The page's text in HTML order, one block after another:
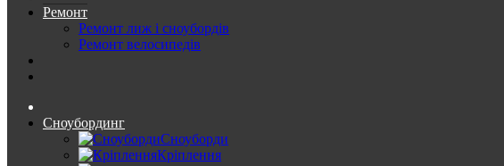
Ремонт
Ремонт лиж і сноубордів
Ремонт велосипедів
Сноубординг
Сноуборди
Кріплення